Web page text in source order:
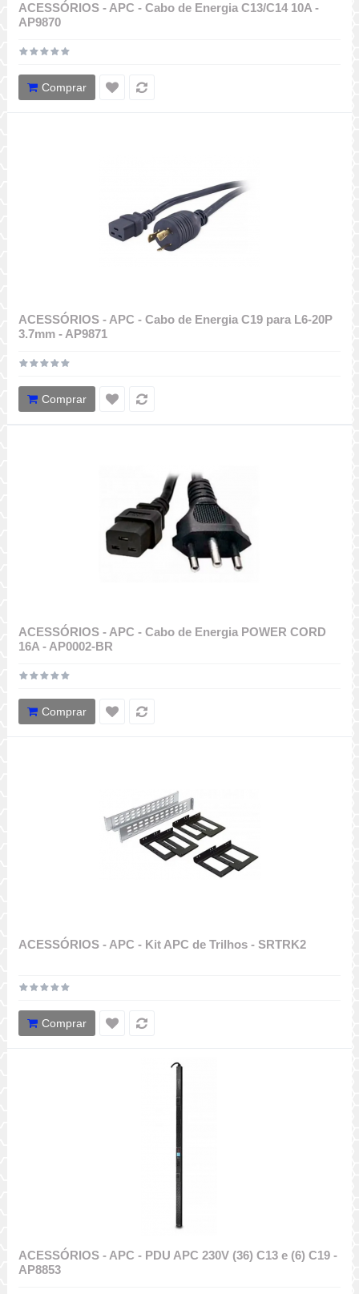
ACESSÓRIOS - APC - Cabo de Energia C13/C14 10A -
AP9870
Comprar
ACESSÓRIOS - APC - Cabo de Energia C19 para L6-20P
3.7mm - AP9871
Comprar
ACESSÓRIOS - APC - Cabo de Energia POWER CORD
16A - AP0002-BR
Comprar
ACESSÓRIOS - APC - Kit APC de Trilhos - SRTRK2
Comprar
ACESSÓRIOS - APC - PDU APC 230V (36) C13 e (6) C19 -
AP8853